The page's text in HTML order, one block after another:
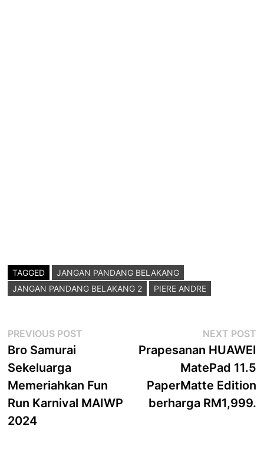
TAGGED
JANGAN PANDANG BELAKANG
JANGAN PANDANG BELAKANG 2
PIERE ANDRE
Post
navigation
PREVIOUS POST
Bro Samurai
Sekeluarga
Memeriahkan Fun
Run Karnival MAIWP
2024
NEXT POST
Prapesanan HUAWEI
MatePad 11.5
PaperMatte Edition
berharga RM1,999.